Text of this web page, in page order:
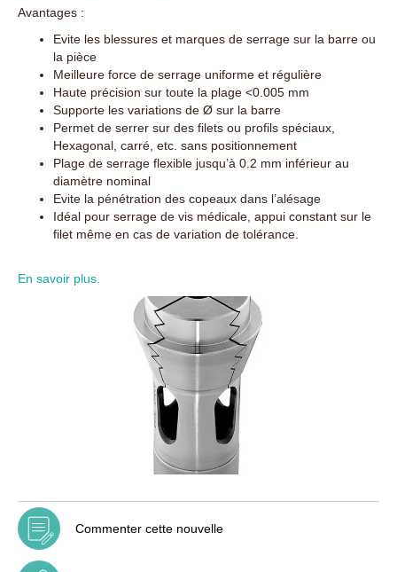
Avantages :
Evite les blessures et marques de serrage sur la barre ou
la pièce
Meilleure force de serrage uniforme et régulière
Haute précision sur toute la plage <0.005 mm
Supporte les variations de Ø sur la barre
Permet de serrer sur des filets ou profils spéciaux,
Hexagonal, carré, etc. sans positionnement
Plage de serrage flexible jusqu’à 0.2 mm inférieur au
diamètre nominal
Evite la pénétration des copeaux dans l’alésage
Idéal pour serrage de vis médicale, appui constant sur le
filet même en cas de variation de tolérance.
En savoir plus.
Commenter cette nouvelle